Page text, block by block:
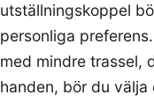
utställningskoppel
personliga
med mindre trassel,
handen, bör du